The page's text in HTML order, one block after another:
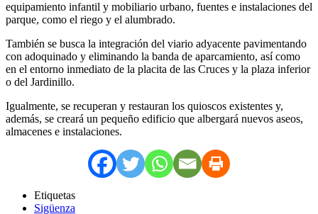
equipamiento infantil y mobiliario urbano, fuentes e instalaciones del
parque, como el riego y el alumbrado.
También se busca la integración del viario adyacente pavimentando
con adoquinado y eliminando la banda de aparcamiento, así como
en el entorno inmediato de la placita de las Cruces y la plaza inferior
o del Jardinillo.
Igualmente, se recuperan y restauran los quioscos existentes y,
además, se creará un pequeño edificio que albergará nuevos aseos,
almacenes e instalaciones.
Etiquetas
Sigüenza